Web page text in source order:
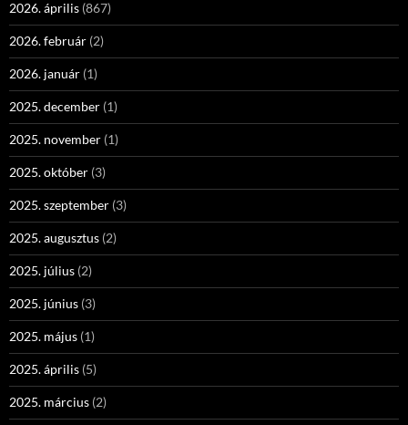
2026. április (867)
2026. február (2)
2026. január (1)
2025. december (1)
2025. november (1)
2025. október (3)
2025. szeptember (3)
2025. augusztus (2)
2025. július (2)
2025. június (3)
2025. május (1)
2025. április (5)
2025. március (2)